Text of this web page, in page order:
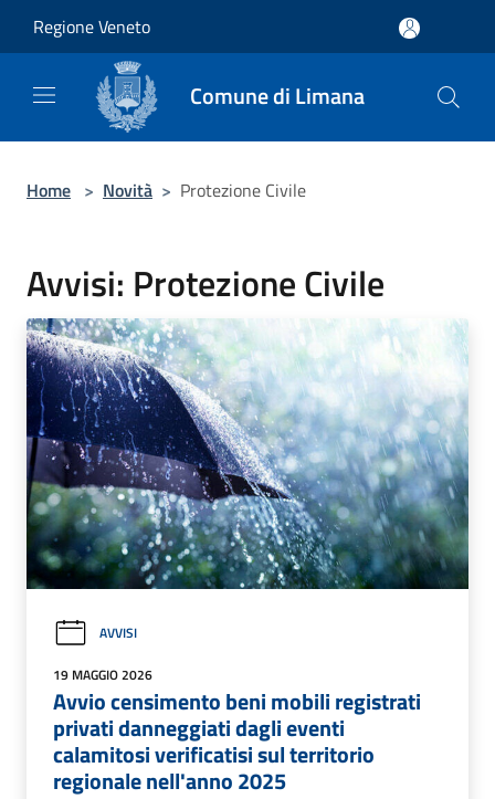
Regione Veneto
Comune di Limana
Home > Novità > Protezione Civile
Avvisi: Protezione Civile
AVVISI
19 MAGGIO 2026
Avvio censimento beni mobili registrati
privati danneggiati dagli eventi
calamitosi verificatisi sul territorio
regionale nell'anno 2025